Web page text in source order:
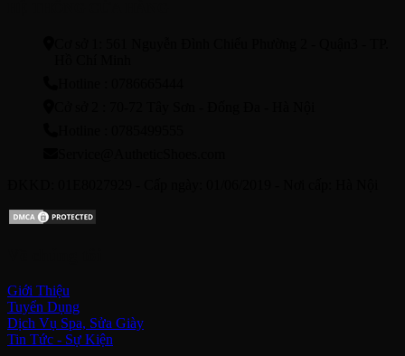
Giới Thiệu
Tuyển Dụng
Dịch Vụ Spa, Sửa Giày
Tin Tức - Sự Kiện